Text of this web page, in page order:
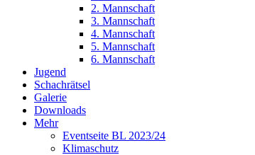
2. Mannschaft
3. Mannschaft
4. Mannschaft
5. Mannschaft
6. Mannschaft
Jugend
Schachrätsel
Galerie
Downloads
Mehr
Eventseite BL 2023/24
Klimaschutz